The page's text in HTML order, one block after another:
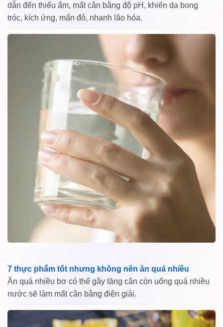
dẫn đến thiếu ẩm, mất cân bằng độ pH, khiến da bong
tróc, kích ứng, mẩn đỏ, nhanh lão hóa.
7 thực phẩm tốt nhưng không nên ăn quá nhiều
Ăn quá nhiều bơ có thể gây tăng cân còn uống quá nhiều
nước sẽ làm mất cân bằng điện giải.